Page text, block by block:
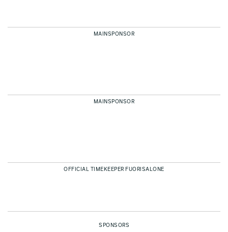
MAINSPONSOR
MAINSPONSOR
OFFICIAL TIMEKEEPER FUORISALONE
SPONSORS